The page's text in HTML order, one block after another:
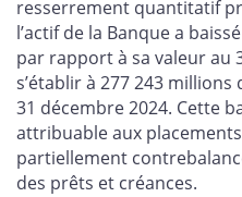
resserrement quantitatif
l’actif de la Banque a
par rapport à sa valeur au
s’établir à 277 243 millions
31 décembre 2024. Cette
attribuable aux
partiellement
des prêts et créances.